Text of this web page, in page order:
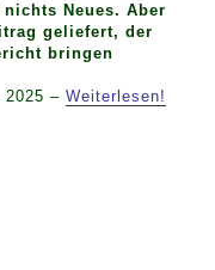
Neues. Aber
geliefert, der
bringen
2025 –Weiterlesen!